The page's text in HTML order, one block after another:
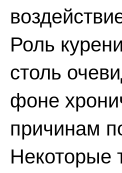
Роль
столь
фоне
причинам
Некоторые